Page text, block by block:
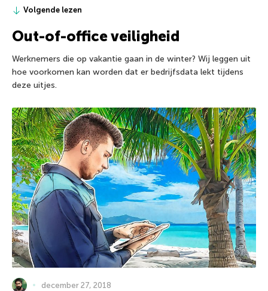
Volgende lezen
Out-of-office veiligheid
Werknemers die op vakantie gaan in de winter? Wij leggen uit
hoe voorkomen kan worden dat er bedrijfsdata lekt tijdens
deze uitjes.
december 27, 2018